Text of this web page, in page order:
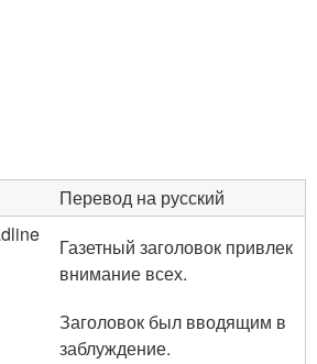
Перевод на русский
Газетный заголовок привлек
внимание всех.
Заголовок был вводящим в
заблуждение.